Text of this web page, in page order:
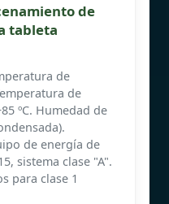
de
tableta
de
de
ºC. Humedad de
de energía de
sistema clase "A".
para clase 1